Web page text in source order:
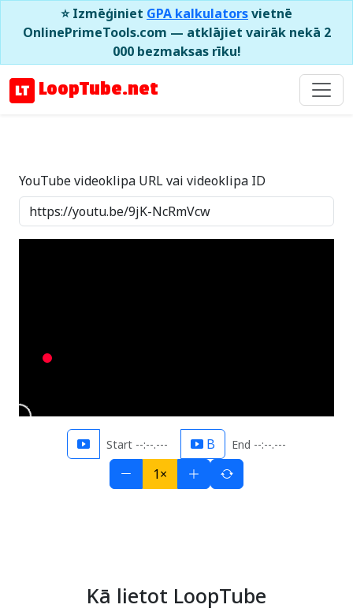
⭐ Izmēģiniet GPA kalkulatorsvietnē
OnlinePrimeTools.com — atklājiet vairāk nekā 2
000 bezmaksas rīku!
LoopTube.net
YouTube videoklipa URL vai videoklipa ID
Start --:--.--- B End --:--.---
1×
Kā lietot LoopTube